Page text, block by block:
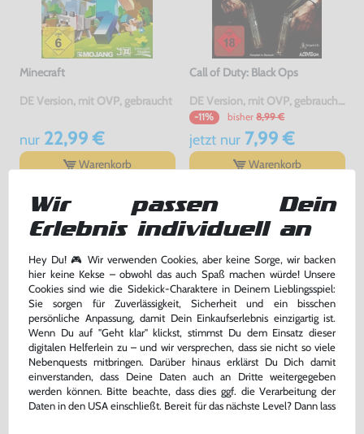
Minecraft
DE Version, mit OVP, gebraucht
nur22,99 €
Warenkorb
Call of Duty: Black Ops
DE Version, mit OVP, gebraucht, USK18
-11% bisher 8,99 €
jetzt nur7,99 €
Warenkorb
DAS HABEN ANDERE DAZU
GEKAUFT
Wir passen Dein
Erlebnis individuell an
Hey Du! 🎮 Wir verwenden Cookies, aber keine Sorge, wir backen
hier keine Kekse – obwohl das auch Spaß machen würde! Unsere
Cookies sind wie die Sidekick-Charaktere in Deinem Lieblingsspiel:
Sie sorgen für Zuverlässigkeit, Sicherheit und ein bisschen
persönliche Anpassung, damit Dein Einkaufserlebnis einzigartig ist.
Wenn Du auf "Geht klar" klickst, stimmst Du dem Einsatz dieser
digitalen Helferlein zu – und wir versprechen, dass sie nicht so viele
Nebenquests mitbringen. Darüber hinaus erklärst Du Dich damit
einverstanden, dass Deine Daten auch an Dritte weitergegeben
werden können. Bitte beachte, dass dies ggf. die Verarbeitung der
Daten in den USA einschließt. Bereit für das nächste Level? Dann lass